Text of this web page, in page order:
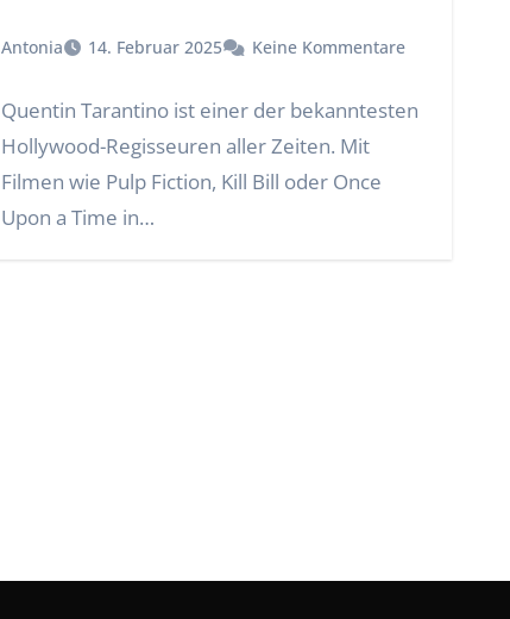
Antonia 14. Februar 2025 Keine Kommentare
Quentin Tarantino ist einer der bekanntesten
Hollywood-Regisseuren aller Zeiten. Mit
Filmen wie Pulp Fiction, Kill Bill oder Once
Upon a Time in…